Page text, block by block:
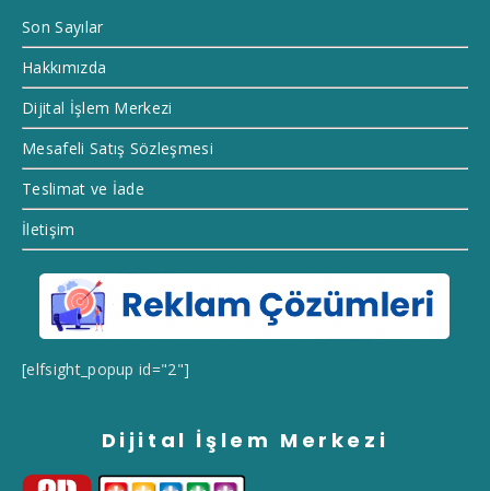
Son Sayılar
Hakkımızda
Dijital İşlem Merkezi
Mesafeli Satış Sözleşmesi
Teslimat ve İade
İletişim
[elfsight_popup id="2"]
Dijital İşlem Merkezi